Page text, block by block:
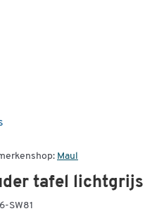
Maul
tafel lichtgrijs
SW81